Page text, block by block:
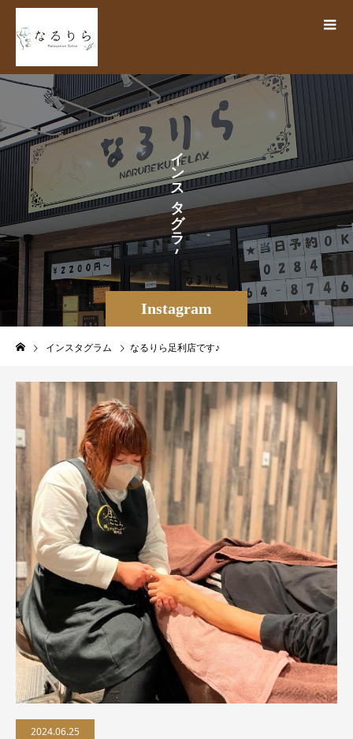
Instagram
イ
ン
ス
タ
グ
ラ
ム
インスタグラム なるりら足利店です♪
2024.06.25